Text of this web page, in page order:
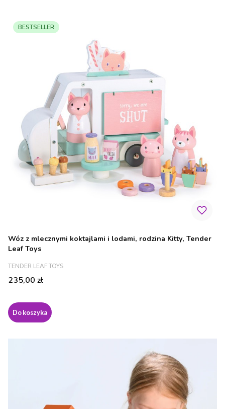
BESTSELLER
Wóz z mlecznymi koktajlami i lodami, rodzina Kitty, Tender
Leaf Toys
PRODUCENT
TENDER LEAF TOYS
Cena
235,00 zł
Do koszyka